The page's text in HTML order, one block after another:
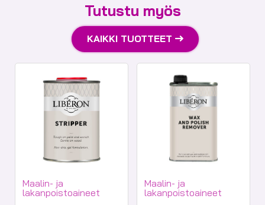
Tutustu myös
KAIKKI TUOTTEET
Tuotekategoriat:
Maalin- ja
lakanpoistoaineet
Tuotekategoriat:
Maalin- ja
lakanpoistoaineet